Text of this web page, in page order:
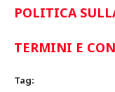
POLITICA
TERMINI E
Tag: